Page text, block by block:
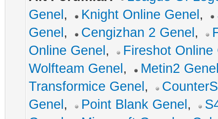
Genel , Knight Online Genel ,
Genel , Cengizhan 2 Genel ,
Online Genel ,
Fireshot Online
Wolfteam Genel ,
Metin2
Transformice Genel ,
Genel , Point Blank Genel ,